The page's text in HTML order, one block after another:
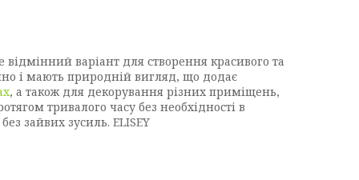
відмінний варіант для створення красивого та
і мають природній вигляд, що додає
, а також для декорування різних приміщень,
тривалого часу без необхідності в
зайвих зусиль. ELISEY